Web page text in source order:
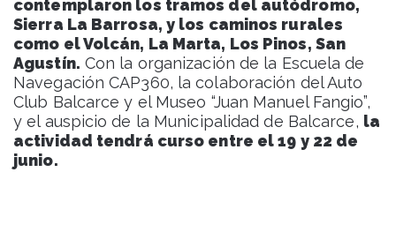
contemplaron los tramos del autódromo,
Sierra La Barrosa, y los caminos rurales
como el Volcán, La Marta, Los Pinos, San
Agustín. Con la organización de la Escuela de
Navegación CAP360, la colaboración del Auto
Club Balcarce y el Museo “Juan Manuel Fangio”,
y el auspicio de la Municipalidad de Balcarce, la
actividad tendrá curso entre el 19 y 22 de
junio.